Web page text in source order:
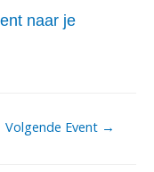
naar je
Volgende Event →